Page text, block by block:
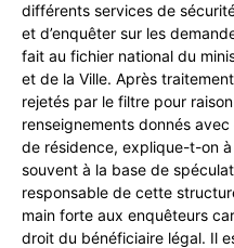
différents services de
et d’enquêter sur les
fait au fichier national du
et de la Ville. Après
rejetés par le filtre pour
renseignements donnés
de résidence, explique-t-on
souvent à la base de
responsable de cette
main forte aux enquêteurs
droit du bénéficiaire légal. Il